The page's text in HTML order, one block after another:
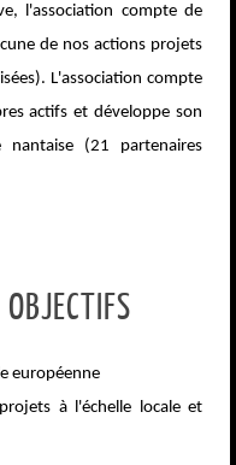
l'association compte de
de nos actions projets
L'association compte
actifs et développe son
(21 partenaires
européenne
à l'échelle locale et